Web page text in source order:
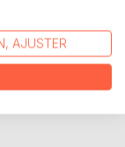
de Wilde
conte offre
réalité, le tout
AJUSTER